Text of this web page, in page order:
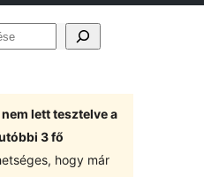
nem lett tesztelve a
3 fő
hogy már